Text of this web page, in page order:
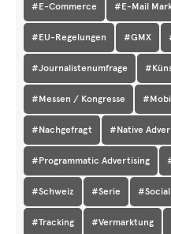
#E-Commerce #E-Mail
#EU-Regelungen #GMX
#Journalistenumfrage
#Messen / Kongresse
#Nachgefragt #Native
#Programmatic Advertising
#Schweiz #Serie
#Tracking #Vermarktung